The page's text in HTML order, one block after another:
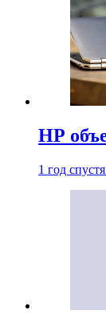
HP
1 год спустя